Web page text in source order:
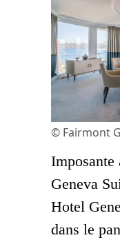
© Fairmont
Imposante
Geneva
Hotel
dans le